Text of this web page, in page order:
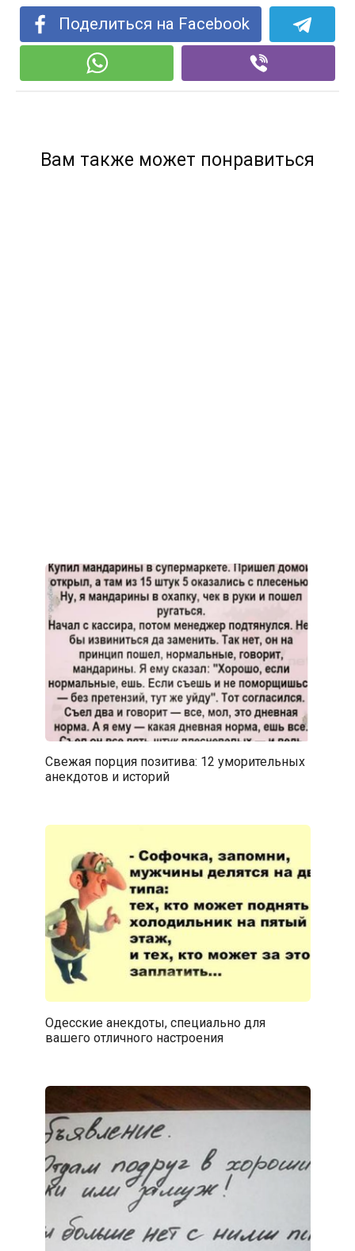
Поделиться на Facebook
Вам также может понравиться
Свежая порция позитива: 12 уморительных
анекдотов и историй
Одесские анекдоты, специально для
вашего отличного настроения